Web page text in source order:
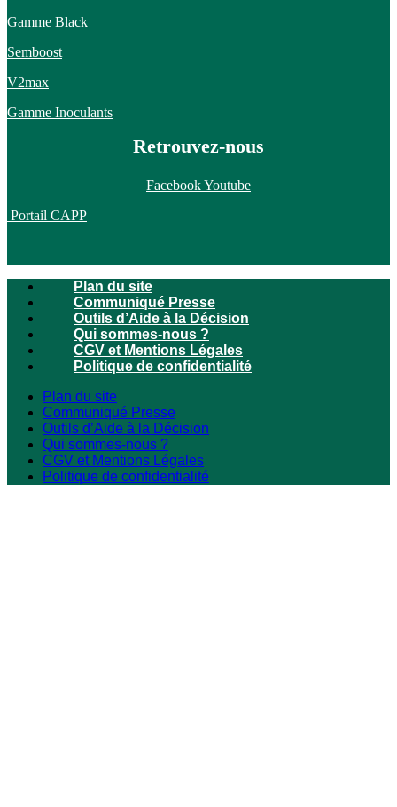
Gamme Black
Semboost
V2max
Gamme Inoculants
Retrouvez-nous
FacebookYoutube
Portail CAPP
Plan du site
Communiqué Presse
Outils d’Aide à la Décision
Qui sommes-nous ?
CGV et Mentions Légales
Politique de confidentialité
Plan du site
Communiqué Presse
Outils d’Aide à la Décision
Qui sommes-nous ?
CGV et Mentions Légales
Politique de confidentialité